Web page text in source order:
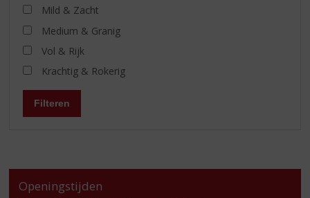
Mild & Zacht
Medium & Granig
Vol & Rijk
Krachtig & Rokerig
Filteren
Openingstijden